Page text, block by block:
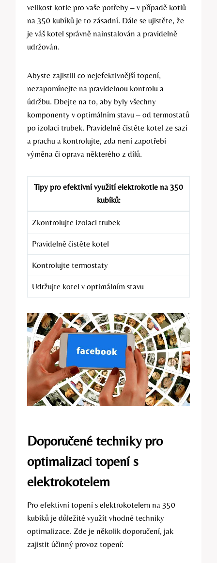
velikost kotle‍ pro ⁤vaše potřeby – v ​případě kotlů
na 350 kubíků ​je​ to‍ zásadní. Dále se ujistěte, že
je váš kotel‌ správně nainstalován a pravidelně
udržován.
Abyste zajistili co nejefektivnější topení,
nezapomínejte na pravidelnou kontrolu a
⁤údržbu.⁣ Dbejte na to, aby byly všechny
komponenty v optimálním stavu – od termostatů
po ⁤izolaci‌ trubek. ⁣Pravidelně čistěte kotel ze⁣ sazí
a prachu a kontrolujte, zda není zapotřebí
‍výměna ‌či oprava některého z dílů.
Tipy ⁣pro ​efektivní využití elektrokotle na 350
kubíků:
Zkontrolujte ‌izolaci trubek
Pravidelně čistěte kotel
Kontrolujte​ termostaty
Udržujte kotel v optimálním stavu
Doporučené ⁣techniky pro
optimalizaci topení s
elektrokotelem
Pro efektivní topení s elektrokotelem na 350
kubíků je důležité využít vhodné techniky‌
optimalizace. Zde ‍je⁣ několik doporučení, jak
zajistit účinný provoz⁢ topení: